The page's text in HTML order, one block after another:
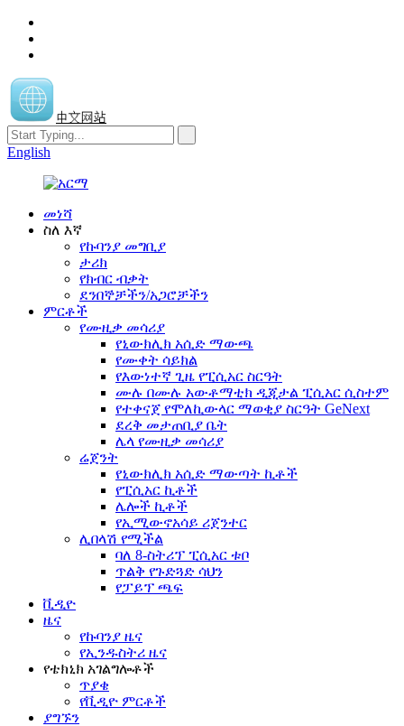
中文网站
English
መነሻ
ስለ እኛ
የኩባንያ መግቢያ
ታሪክ
የክብር ብቃት
ደንበኞቻችን/አጋሮቻችን
ምርቶች
የሙዚቃ መሳሪያ
የኒውክሊክ አሲድ ማውጫ
የሙቀት ሳይክል
የእውነተኛ ጊዜ የፒሲአር ስርዓት
ሙሉ በሙሉ አውቶማቲክ ዲጂታል ፒሲአር ሲስተም
የተቀናጀ የሞለኪውላር ማወቂያ ስርዓት GeNext
ደረቅ መታጠቢያ ቤት
ሌላ የሙዚቃ መሳሪያ
ሬጀንት
የኒውክሊክ አሲድ ማውጣት ኪቶች
የፒሲአር ኪቶች
ሌሎች ኪቶች
የኢሚውኖአሳይ ሪጀንተር
ሊበላሽ የሚችል
ባለ 8-ስትሪፕ ፒሲአር ቱቦ
ጥልቅ የጉድጓድ ሳህን
የፓይፕ ጫፍ
ቪዲዮ
ዜና
የኩባንያ ዜና
የኢንዱስትሪ ዜና
የቴክኒክ አገልግሎቶች
ጥያቄ
የቪዲዮ ምርቶች
ያግኙን